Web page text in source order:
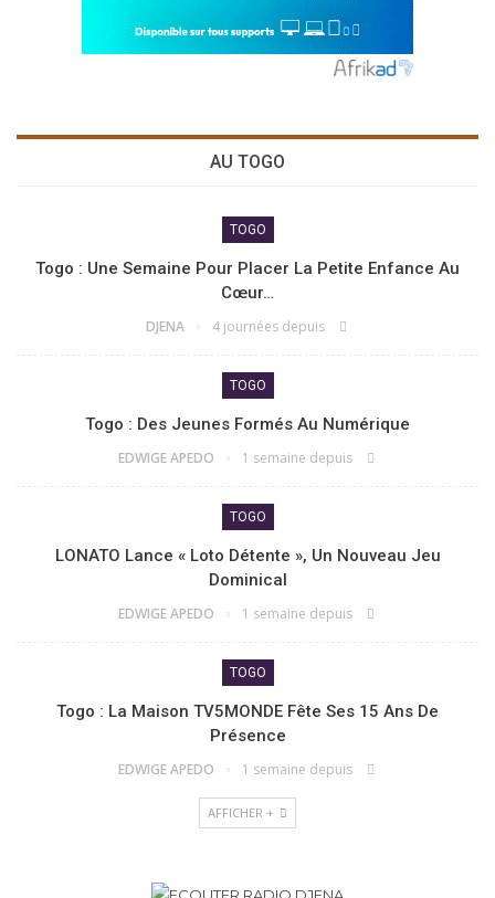
AU TOGO
TOGO
Togo : Une Semaine Pour Placer La Petite Enfance Au
Cœur…
DJENA 4 journées depuis
TOGO
Togo : Des Jeunes Formés Au Numérique
EDWIGE APEDO 1 semaine depuis
TOGO
LONATO Lance « Loto Détente », Un Nouveau Jeu
Dominical
EDWIGE APEDO 1 semaine depuis
TOGO
Togo : La Maison TV5MONDE Fête Ses 15 Ans De
Présence
EDWIGE APEDO 1 semaine depuis
AFFICHER +